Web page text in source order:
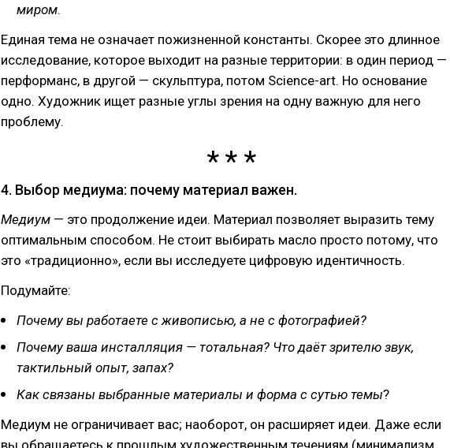
миром.
Единая тема не означает пожизненной константы. Скорее это длинное
исследование, которое выходит на разные территории: в один период —
перформанс, в другой — скульптура, потом Science-art. Но основание
одно. Художник ищет разные углы зрения на одну важную для него
проблему.
4. Выбор медиума: почему материал важен.
Медиум — это продолжение идеи. Материал позволяет выразить тему
оптимальным способом. Не стоит выбирать масло просто потому, что
это «традиционно», если вы исследуете цифровую идентичность.
Подумайте:
Почему вы работаете с живописью, а не с фотографией?
Почему ваша инсталляция — тотальная? Что даёт зрителю звук,
тактильный опыт, запах?
Как связаны выбранные материалы и форма с сутью темы?
Медиум не ограничивает вас; наоборот, он расширяет идеи. Даже если
вы обращаетесь к прошлым художественным течениям (мини­мализм,